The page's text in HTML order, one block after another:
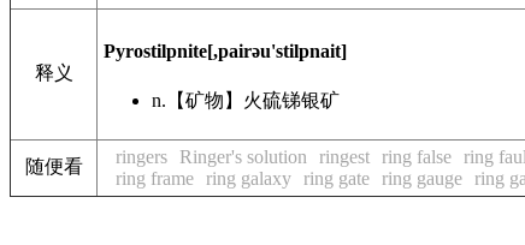
释义
Pyrostilpnite[,pairəu'stilpnait]
n. 【矿物】火硫锑银矿
随便看 ringers Ringer's solution ringest ring false ring
ring frame ring galaxy ring gate ring gauge ring